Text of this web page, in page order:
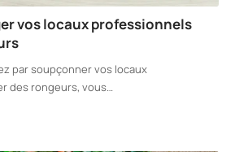
vos locaux professionnels
par soupçonner vos locaux
des rongeurs, vous